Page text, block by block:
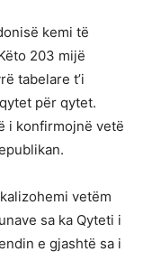
kemi të
203 mijë
tabelare t’i
për qytet.
i konfirmojnë vetë
vetëm
sa ka Qyteti i
e gjashtë sa i